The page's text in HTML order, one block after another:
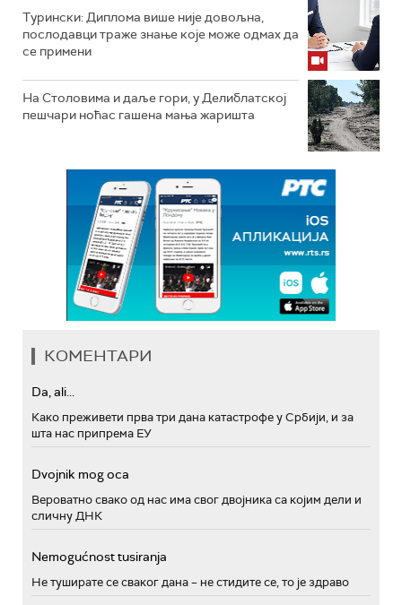
Турински: Диплома више није довољна,
послодавци траже знање које може одмах да
се примени
На Столовима и даље гори, у Делиблатској
пешчари ноћас гашена мања жаришта
КОМЕНТАРИ
Da, ali...
Како преживети прва три дана катастрофе у Србији, и за
шта нас припрема ЕУ
Dvojnik mog oca
Вероватно свако од нас има свог двојника са којим дели и
сличну ДНК
Nemogućnost tusiranja
Не туширате се сваког дана – не стидите се, то је здраво